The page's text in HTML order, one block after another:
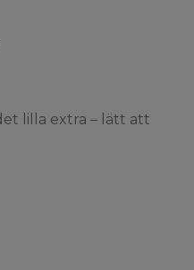
lilla extra – lätt att